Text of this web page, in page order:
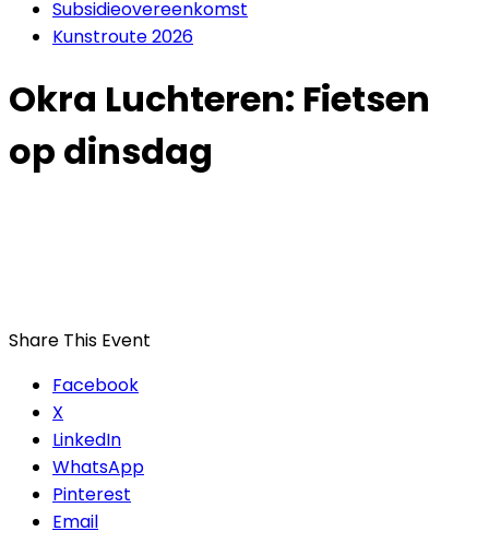
Subsidieovereenkomst
Kunstroute 2026
Okra Luchteren: Fietsen
op dinsdag
Share This Event
Facebook
X
LinkedIn
WhatsApp
Pinterest
Email